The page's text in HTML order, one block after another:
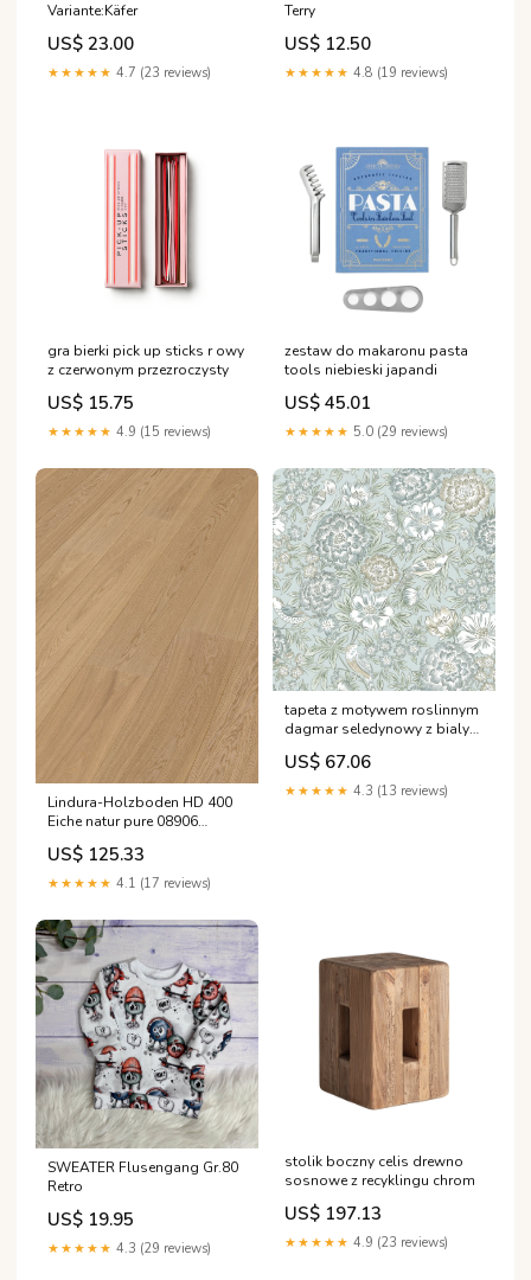
Variante:Käfer
US$ 23.00
★★★★★ 4.7 (23 reviews)
Terry
US$ 12.50
★★★★★ 4.8 (19 reviews)
gra bierki pick up sticks r owy
z czerwonym przezroczysty
US$ 15.75
★★★★★ 4.9 (15 reviews)
zestaw do makaronu pasta
tools niebieski japandi
US$ 45.01
★★★★★ 5.0 (29 reviews)
Lindura-Holzboden HD 400
Eiche natur pure 08906
Meister
US$ 125.33
★★★★★ 4.1 (17 reviews)
tapeta z motywem roslinnym
dagmar seledynowy z bialym
przedpoój
US$ 67.06
★★★★★ 4.3 (13 reviews)
SWEATER Flusengang Gr.80
Retro
US$ 19.95
★★★★★ 4.3 (29 reviews)
stolik boczny celis drewno
sosnowe z recyklingu chrom
US$ 197.13
★★★★★ 4.9 (23 reviews)